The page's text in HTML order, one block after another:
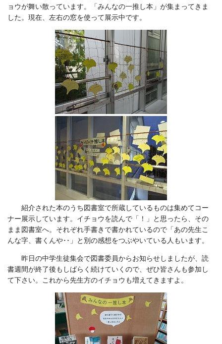
ョウが舞い散っています。「みんなの一推し本」が集まってきま
した。現在、左右の窓を使って展示中です。
紹介された本のうち図書室で所蔵しているものは集めてコー
ナー展示しています。イチョウを読んで「！」と思ったら、その
まま図書室へ。それぞれ手書きで書かれているので「あの先生こ
んな字、書くんや･･」と別の感想をつぶやいている人もいます。
昨日の中学生徒集会で図書委員からお知らせしましたが、読
書週間が終了後もしばらく続けていくので、ぜひ皆さんも参加し
て下さい。これから先生方のイチョウも増えてきますよ。